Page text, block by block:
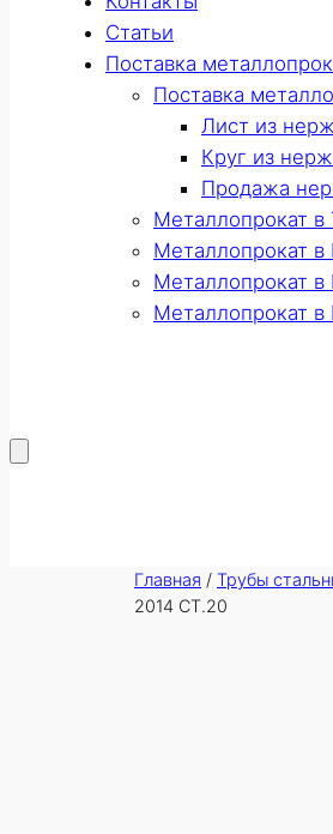
Статьи
Поставка
Поставка
Лист из
Круг из
Продажа
Металлопрокат
Металлопрокат в
Металлопрокат в
Металлопрокат в
Главная / Трубы
2014 СТ.20